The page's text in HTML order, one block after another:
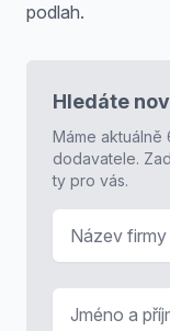
podlah.
Hledáte
Máme aktuálně
dodavatele.
ty pro vás.